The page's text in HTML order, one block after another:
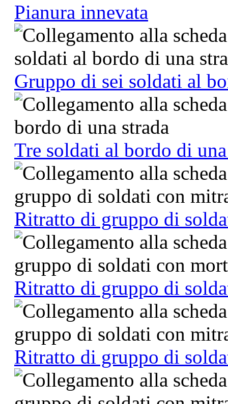
Pianura innevata
Gruppo di sei soldati al
Tre soldati al bordo di
Ritratto di gruppo di
Ritratto di gruppo di
Ritratto di gruppo di